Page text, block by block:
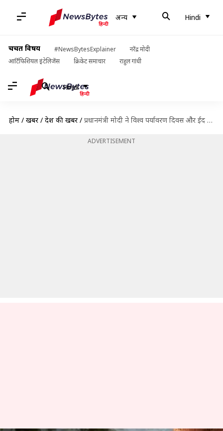
अन्य Hindi
चर्चित विषय #NewsBytesExplainer
नरेंद्र मोदी
आर्टिफिशियल इंटेलिजेंस
क्रिकेट समाचार राहुल गांधी
Hindi
होम / खबरें / देश की खबरें / प्रधानमंत्री मोदी ने विश्व पर्यावरण दिवस और ईद की दी बधाई, प्रकृति को बताया परमेश्वर
ADVERTISEMENT